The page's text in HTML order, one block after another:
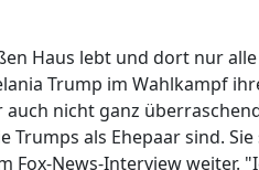
Haus lebt und dort nur
Trump im Wahlkampf
nicht ganz
als Ehepaar sind.
Fox-News-Interview weiter.